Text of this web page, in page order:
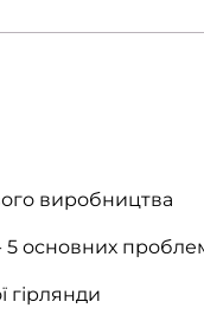
виробництва
5 основних
гірлянди